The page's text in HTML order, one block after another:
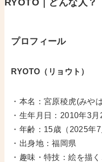
RYOTO｜どんな人？
プロフィール
RYOTO（リョウト）
・本名：宮原稜虎(みや
・生年月日：2010年3
・年齢：15歳（2025年7
・出身地：福岡県
・趣味・特技：絵を描